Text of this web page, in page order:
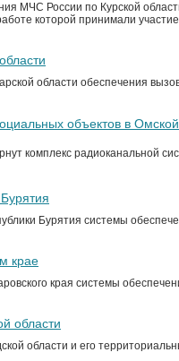
МЧС России по Курской
которой принимали
области обеспечения
объектов в
комплекс радиоканальной
Бурятия системы
крае
края системы
области
области и его